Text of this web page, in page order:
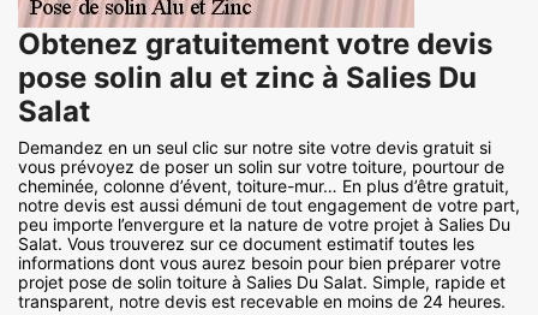
Obtenez gratuitement votre devis
pose solin alu et zinc à Salies Du
Salat
Demandez en un seul clic sur notre site votre devis gratuit si
vous prévoyez de poser un solin sur votre toiture, pourtour de
cheminée, colonne d’évent, toiture-mur… En plus d’être gratuit,
notre devis est aussi démuni de tout engagement de votre part,
peu importe l’envergure et la nature de votre projet à Salies Du
Salat. Vous trouverez sur ce document estimatif toutes les
informations dont vous aurez besoin pour bien préparer votre
projet pose de solin toiture à Salies Du Salat. Simple, rapide et
transparent, notre devis est recevable en moins de 24 heures.